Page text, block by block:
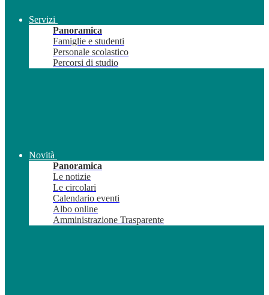
Servizi
Panoramica
Famiglie e studenti
Personale scolastico
Percorsi di studio
Novità
Panoramica
Le notizie
Le circolari
Calendario eventi
Albo online
Amministrazione Trasparente